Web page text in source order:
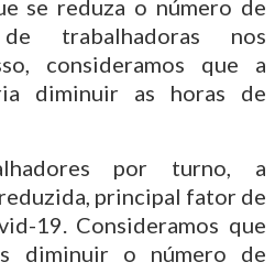
se reduza o número de
trabalhadoras nos
consideramos que a
diminuir as horas de
por turno, a
principal fator de
19. Consideramos que
diminuir o número de